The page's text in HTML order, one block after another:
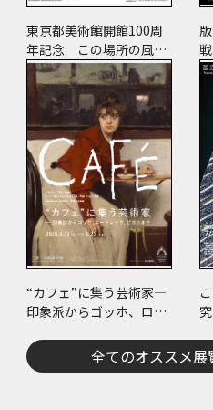
東京都美術館開館100周
年記念 この場所の風景
―上野・大牟田・ブエノ
スアイレス
“カフェ”に集う芸術家―
印象派からゴッホ、ロー
全てのオススメ展